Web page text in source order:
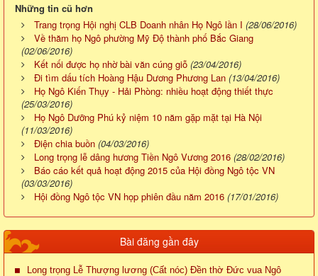
Những tin cũ hơn
Trang trọng Hội nghị CLB Doanh nhân Họ Ngô lần I (28/06/2016)
Về thăm họ Ngô phường Mỹ Độ thành phố Bắc Giang
(02/06/2016)
Kết nối được họ nhờ bài văn cúng giỗ (23/04/2016)
Đi tìm dấu tích Hoàng Hậu Dương Phương Lan (13/04/2016)
Họ Ngô Kiến Thụy - Hải Phòng: nhiều hoạt động thiết thực
(25/03/2016)
Họ Ngô Dưỡng Phú kỷ niệm 10 năm gặp mặt tại Hà Nội
(11/03/2016)
Điện chia buồn (04/03/2016)
Long trọng lễ dâng hương Tiền Ngô Vương 2016 (28/02/2016)
Báo cáo kết quả hoạt động 2015 của Hội đồng Ngô tộc VN
(03/03/2016)
Hội đồng Ngô tộc VN họp phiên đầu năm 2016 (17/01/2016)
Bài đăng gần đây
Long trọng Lễ Thượng lương (Cất nóc) Đền thờ Đức vua Ngô